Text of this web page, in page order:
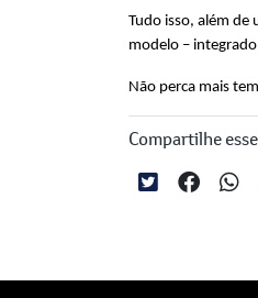
Tudo isso, além
modelo –
Não perca mais
Compartilhe